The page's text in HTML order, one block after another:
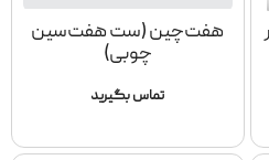
هفت‌چین (ست هفت‌سین
چوبی)
تماس بگیرید